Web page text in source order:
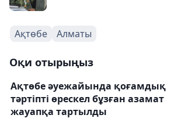
Ақтөбе Алматы
Оқи отырыңыз
Ақтөбе әуежайында қоғамдық
тәртіпті өрескел бұзған азамат
жауапқа тартылды